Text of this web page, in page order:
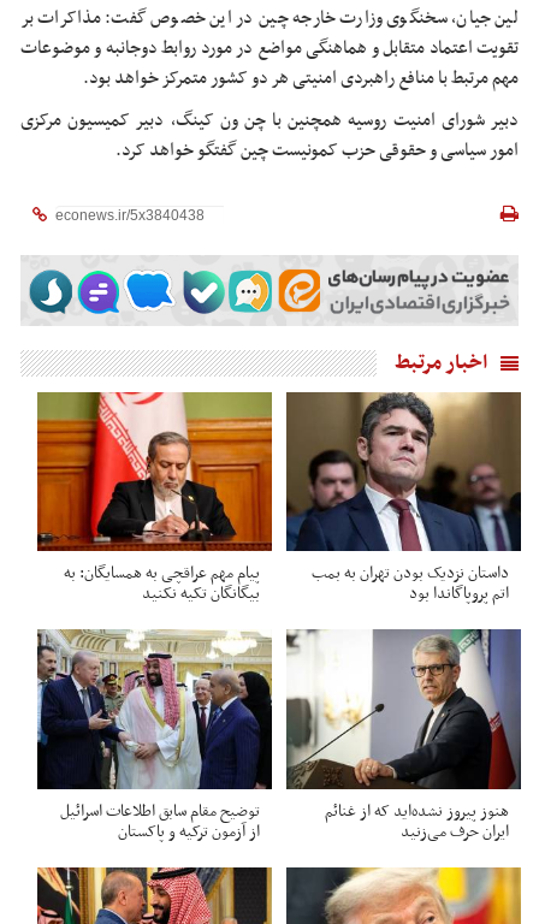
لین جیان، سخنگوی وزارت خارجه چین در این خصوص گفت: مذاکرات بر
تقویت اعتماد متقابل و هماهنگی مواضع در مورد روابط دوجانبه و موضوعات
مهم مرتبط با منافع راهبردی امنیتی هر دو کشور متمرکز خواهد بود.
دبیر شورای امنیت روسیه همچنین با چن ون کینگ، دبیر کمیسیون مرکزی
امور سیاسی و حقوقی حزب کمونیست چین گفتگو خواهد کرد.
اخبار مرتبط
داستان نزدیک بودن تهران به بمب
اتم پروپاگاندا بود
پیام مهم عراقچی به همسایگان: به
بیگانگان تکیه نکنید
هنوز پیروز نشده‌اید که از غنائم
ایران حرف می‌زنید
توضیح مقام سابق اطلاعات اسرائیل
از آزمون ترکیه و پاکستان